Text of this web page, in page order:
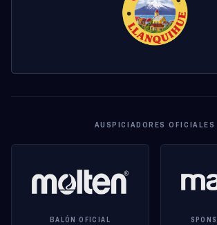
AUSPICIADORES OFICIALES
BALÓN OFICIAL